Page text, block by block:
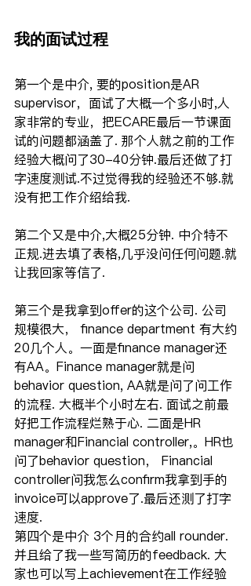
我的面试过程
第一个是中介, 要的position是AR
supervisor，面试了大概一个多小时,人
家非常的专业，把ECARE最后一节课面
试的问题都涵盖了. 那个人就之前的工作
经验大概问了30-40分钟.最后还做了打
字速度测试.不过觉得我的经验还不够.就
没有把工作介绍给我.
第二个又是中介,大概25分钟. 中介特不
正规.进去填了表格,几乎没问任何问题.就
让我回家等信了.
第三个是我拿到offer的这个公司. 公司
规模很大， finance department 有大约
20几个人。一面是finance manager还
有AA。Finance manager就是问
behavior question, AA就是问了问工作
的流程. 大概半个小时左右. 面试之前最
好把工作流程烂熟于心. 二面是HR
manager和Financial controller,。HR也
问了behavior question， Financial
controller问我怎么confirm我拿到手的
invoice可以approve了.最后还测了打字
速度.
第四个是中介 3个月的合约all rounder.
并且给了我一些写简历的feedback. 大
家也可以写上achievement在工作经验